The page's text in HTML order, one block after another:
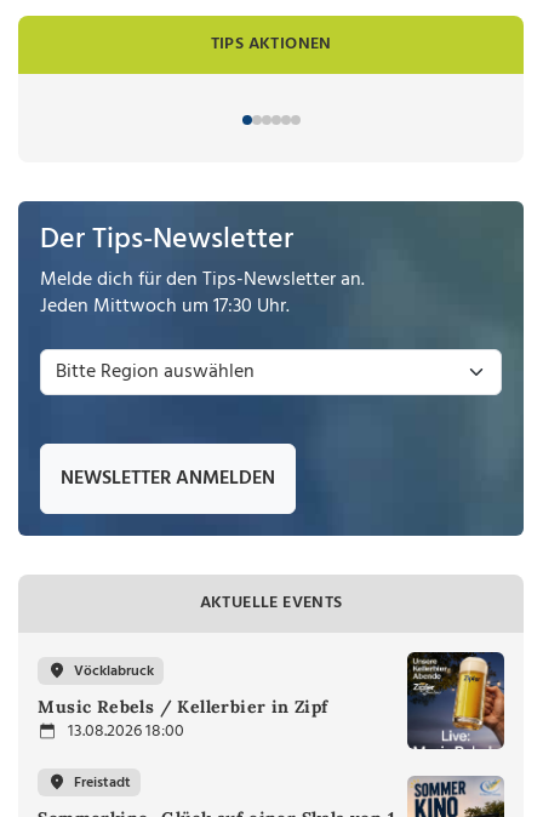
TIPS AKTIONEN
Der Tips-Newsletter
Melde dich für den Tips-Newsletter an.
Jeden Mittwoch um 17:30 Uhr.
NEWSLETTER ANMELDEN
AKTUELLE EVENTS
Vöcklabruck
Music Rebels / Kellerbier in Zipf
13.08.2026 18:00
Freistadt